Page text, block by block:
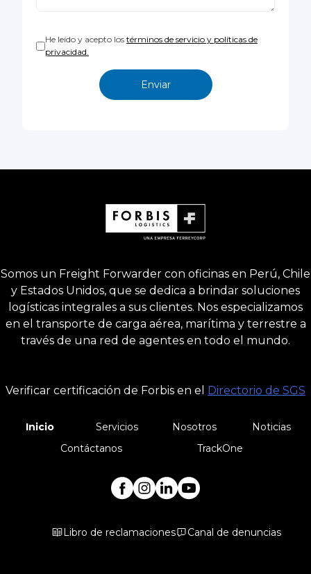
He leído y acepto los términos de servicio y políticas de
privacidad.
Somos un Freight Forwarder con oficinas en Perú, Chile
y Estados Unidos, que se dedica a brindar soluciones
logísticas integrales a sus clientes. Nos especializamos
en el transporte de carga aérea, marítima y terrestre a
través de una red de agentes en todo el mundo.
Verificar certificación de Forbis en el Directorio de SGS
Inicio Servicios Nosotros
Noticias
Contáctanos
TrackOne
Libro de reclamaciones Canal de denuncias